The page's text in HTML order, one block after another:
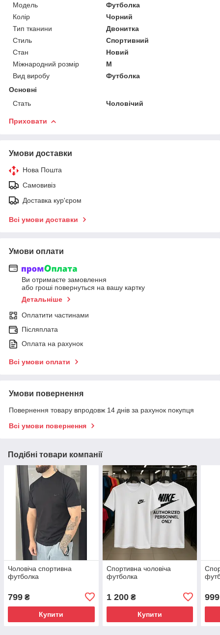
Модель
Футболка
Колір
Чорний
Тип тканини
Двонитка
Стиль
Спортивний
Стан
Новий
Міжнародний розмір
M
Вид виробу
Футболка
Основні
Стать
Чоловічий
Приховати
Умови доставки
Нова Пошта
Самовивіз
Доставка кур'єром
Всі умови доставки
Умови оплати
Ви отримаєте замовлення
або гроші повернуться на вашу картку
Детальніше
Оплатити частинами
Післяплата
Оплата на рахунок
Всі умови оплати
Умови повернення
Повернення товару впродовж 14 днів за рахунок покупця
Всі умови повернення
Подібні товари компанії
Чоловіча спортивна
футболка
799 ₴
Купити
Спортивна чоловіча
футболка
1 200₴
Купити
999